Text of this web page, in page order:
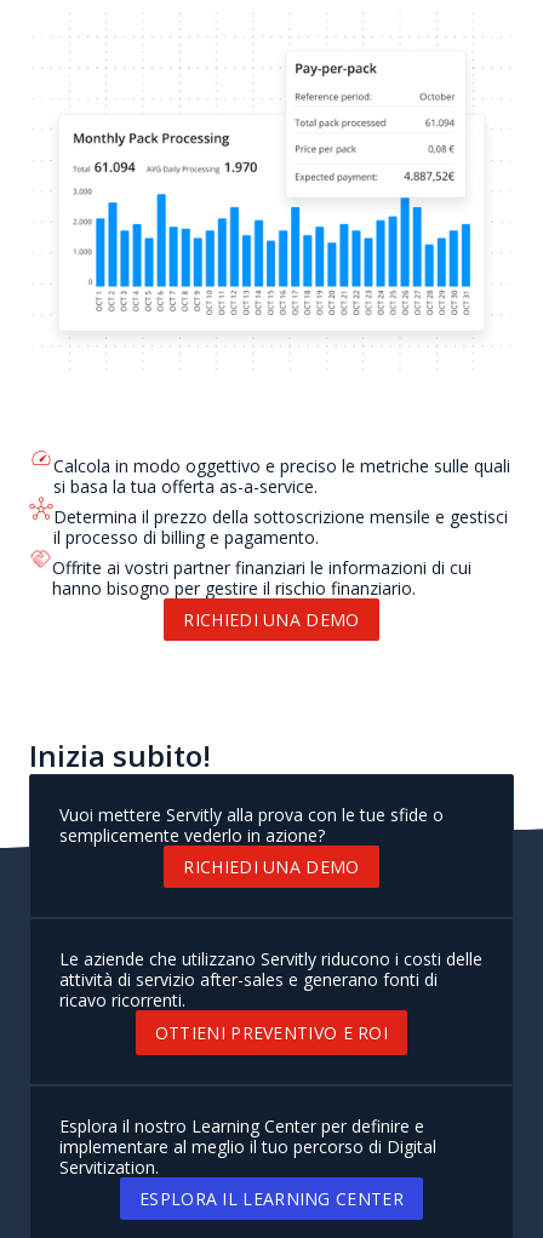
Calcola in modo oggettivo e preciso le metriche sulle quali
si basa la tua offerta as-a-service.
Determina il prezzo della sottoscrizione mensile e gestisci
il processo di billing e pagamento.
Offrite ai vostri partner finanziari le informazioni di cui
hanno bisogno per gestire il rischio finanziario.
RICHIEDI UNA DEMO
Inizia subito!
Vuoi mettere Servitly alla prova con le tue sfide o
semplicemente vederlo in azione?
RICHIEDI UNA DEMO
Le aziende che utilizzano Servitly riducono i costi delle
attività di servizio after-sales e generano fonti di
ricavo ricorrenti.
OTTIENI PREVENTIVO E ROI
Esplora il nostro Learning Center per definire e
implementare al meglio il tuo percorso di Digital
Servitization.
ESPLORA IL LEARNING CENTER